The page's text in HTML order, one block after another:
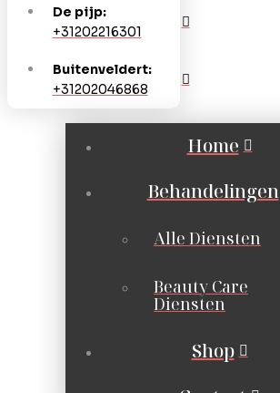
De pijp:
+31202216301
Buitenveldert:
+31202046868
Home
Behandelingen
Alle Diensten
Beauty Care
Diensten
Shop